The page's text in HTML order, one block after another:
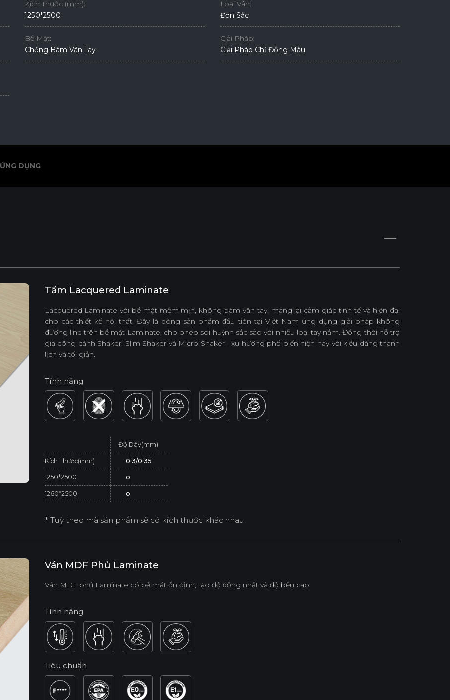
Kích Thước (mm):
1250*2500
Loại Vân:
Đơn Sắc
Bề Mặt:
Chống Bám Vân Tay
Giải Pháp:
Giải Pháp Chỉ Đồng Màu
ỨNG DỤNG
Tấm Lacquered Laminate
Lacquered Laminate với bề mặt mềm mịn, không bám vân tay, mang lại cảm giác tinh tế và hiện đại
cho các thiết kế nội thất. Đây là dòng sản phẩm đầu tiên tại Việt Nam ứng dụng giải pháp không
đường line trên bề mặt Laminate, cho phép soi huỳnh sắc sảo với nhiều loại tay nắm. Đồng thời hỗ trợ
gia công cánh Shaker, Slim Shaker và Micro Shaker - xu hướng phổ biến hiện nay với kiểu dáng thanh
lịch và tối giản.
Tính năng
Độ Dày(mm)
Kích Thước(mm) 0.3/0.35
1250*2500 o
1260*2500 o
* Tuỳ theo mã sản phẩm sẽ có kích thước khác nhau.
Ván MDF Phủ Laminate
Ván MDF phủ Laminate có bề mặt ổn định, tạo độ đồng nhất và độ bền cao.
Tính năng
Tiêu chuẩn